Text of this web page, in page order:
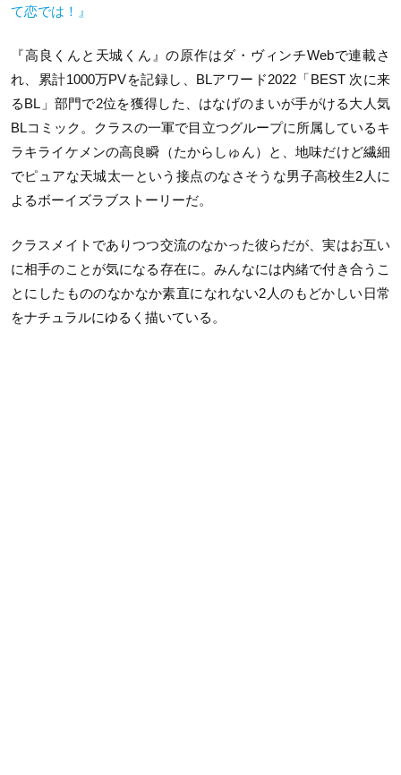
て恋では！』
『高良くんと天城くん』の原作はダ・ヴィンチWebで連載さ
れ、累計1000万PVを記録し、BLアワード2022「BEST 次に来
るBL」部門で2位を獲得した、はなげのまいが手がける大人気
BLコミック。クラスの一軍で目立つグループに所属しているキ
ラキライケメンの高良瞬（たからしゅん）と、地味だけど繊細
でピュアな天城太一という接点のなさそうな男子高校生2人に
よるボーイズラブストーリーだ。
クラスメイトでありつつ交流のなかった彼らだが、実はお互い
に相手のことが気になる存在に。みんなには内緒で付き合うこ
とにしたもののなかなか素直になれない2人のもどかしい日常
をナチュラルにゆるく描いている。